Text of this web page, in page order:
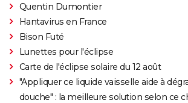
Quentin Dumontier
Hantavirus en France
Bison Futé
Lunettes pour l'éclipse
Carte de l'éclipse solaire du 12 août
"Appliquer ce liquide vaisselle aide à
douche" : la meilleure solution selon ce